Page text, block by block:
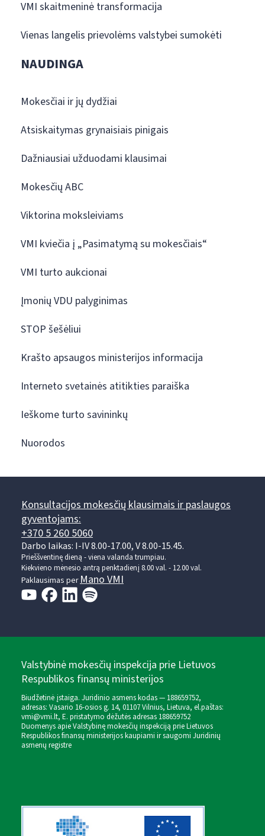
VMI skaitmeninė transformacija
Vienas langelis prievolėms valstybei sumokėti
NAUDINGA
Mokesčiai ir jų dydžiai
Atsiskaitymas grynaisiais pinigais
Dažniausiai užduodami klausimai
Mokesčių ABC
Viktorina moksleiviams
VMI kviečia į „Pasimatymą su mokesčiais“
VMI turto aukcionai
Įmonių VDU palyginimas
STOP šešėliui
Krašto apsaugos ministerijos informacija
Interneto svetainės atitikties paraiška
Ieškome turto savininkų
Nuorodos
Konsultacijos mokesčių klausimais ir paslaugos
gyventojams:
+370 5 260 5060
Darbo laikas: I-IV 8.00-17.00, V 8.00-15.45.
Prieššventinę dieną - viena valanda trumpiau.
Kiekvieno mėnesio antrą penktadienį 8.00 val. - 12.00 val.
Paklausimas perMano VMI
Valstybinė mokesčių inspekcija prie Lietuvos
Respublikos finansų ministerijos
Biudžetinė įstaiga. Juridinio asmens kodas — 188659752,
adresas: Vasario 16-osios g. 14, 01107 Vilnius, Lietuva, el.paštas:
vmi@vmi.lt, E. pristatymo dėžutės adresas 188659752
Duomenys apie Valstybinę mokesčių inspekciją prie Lietuvos
Respublikos finansų ministerijos kaupiami ir saugomi Juridinių
asmenų registre